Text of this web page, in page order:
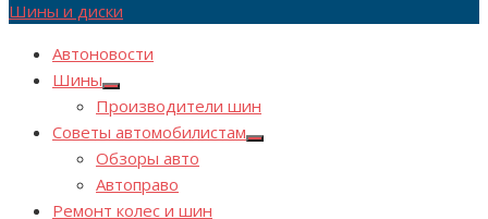
Шины и диски
Автоновости
Шины
Показывать
подменю
Производители шин
Советы автомобилистам
Показывать
Обзоры авто
Автоправо
Ремонт колес и шин